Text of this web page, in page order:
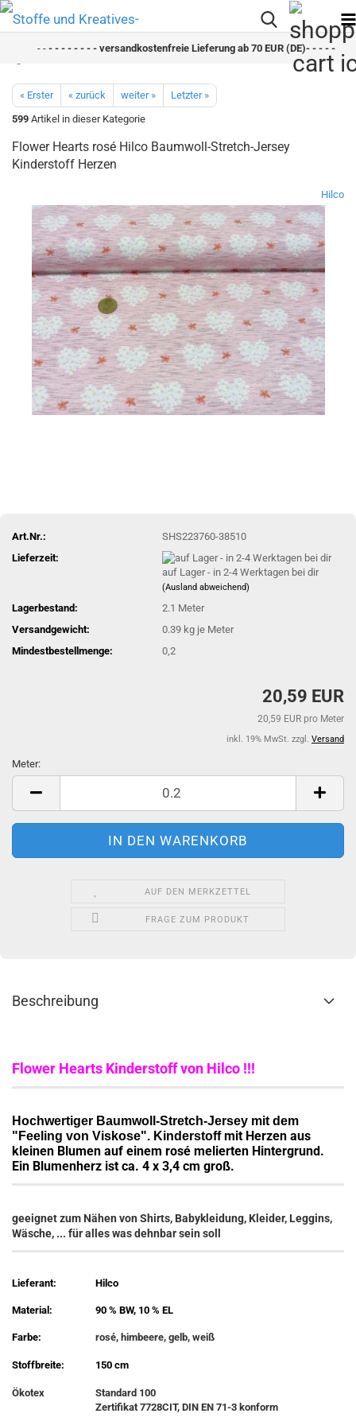
- - - - - - - - versandkostenfreie Lieferung ab 70 EUR (DE)- - - - - - - -
« Erster « zurück weiter »
Letzter »
599 Artikel in dieser Kategorie
Flower Hearts rosé Hilco Baumwoll-Stretch-Jersey
Kinderstoff Herzen
Hilco
Art.Nr.:
SHS223760-38510
Lieferzeit:
auf Lager - in 2-4 Werktagen bei dir
(Ausland abweichend)
Lagerbestand: 2.1 Meter
Versandgewicht:
0.39 kg je Meter
Mindestbestellmenge:
0,2
20,59 EUR
20,59 EUR pro Meter
inkl. 19% MwSt. zzgl. Versand
Meter:
Meter
AUF DEN MERKZETTEL
FRAGE ZUM PRODUKT
Beschreibung
Flower Hearts Kinderstoff von Hilco !!!
Hochwertiger Baumwoll-Stretch-Jersey mit dem
"Feeling von Viskose". Kinderstoffmit Herzen aus
kleinen Blumen auf einem rosé melierten Hintergrund.
Ein Blumenherz ist ca. 4 x 3,4 cm groß.
geeignet zum Nähen von Shirts, Babykleidung, Kleider, Leggins,
Wäsche, ... für alles was dehnbar sein soll
Lieferant: Hilco
Material: 90 % BW, 10 % EL
Farbe: rosé, himbeere, gelb, weiß
Stoffbreite: 150 cm
Ökotex
Standard 100
Zertifikat 7728CIT, DIN EN 71-3 konform